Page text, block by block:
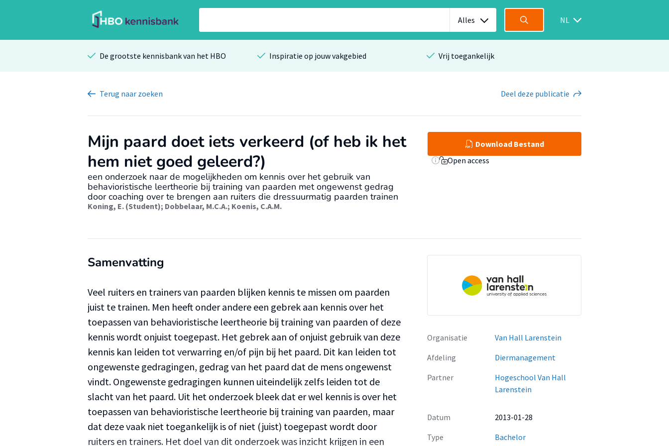
Alles NL
De grootste kennisbank van het HBO Inspiratie op jouw vakgebied Vrij toegankelijk
Terug naar zoeken Deel deze publicatie
Mijn paard doet iets verkeerd (of heb ik het
hem niet goed geleerd?)
een onderzoek naar de mogelijkheden om kennis over het gebruik van
behavioristische leertheorie bij training van paarden met ongewenst gedrag
door coaching over te brengen aan ruiters die dressuurmatig paarden trainen
Koning, E. (Student); Dobbelaar, M.C.A.; Koenis, C.A.M.
Download Bestand
Open access
Samenvatting
Veel ruiters en trainers van paarden blijken kennis te missen om paarden
juist te trainen. Men heeft onder andere een gebrek aan kennis over het
toepassen van behavioristische leertheorie bij training van paarden of deze
kennis wordt onjuist toegepast. Het gebrek aan of onjuist gebruik van deze
kennis kan leiden tot verwarring en/of pijn bij het paard. Dit kan leiden tot
ongewenste gedragingen, gedrag van het paard dat de mens ongewenst
vindt. Ongewenste gedragingen kunnen uiteindelijk zelfs leiden tot de
slacht van het paard. Uit het onderzoek bleek dat er wel kennis is over het
toepassen van behavioristische leertheorie bij training van paarden, maar
dat deze vaak niet toegankelijk is of niet (juist) toegepast wordt door
ruiters en trainers. Het doel van dit onderzoek was inzicht krijgen in een
Organisatie
Van Hall Larenstein
Afdeling
Diermanagement
Partner
Hogeschool Van Hall
Larenstein
Datum
2013-01-28
Type
Bachelor